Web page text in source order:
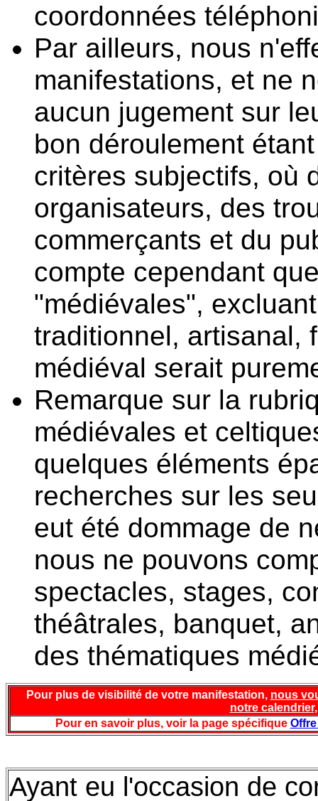
coordonnées
Par ailleurs, nous
manifestations, et ne
aucun jugement sur
bon déroulement
critères subjectifs, où
organisateurs, des
commerçants et du
compte cependant
"médiévales",
traditionnel, artisanal,
médiéval serait
Remarque sur la
médiévales et
quelques éléments
recherches sur les
eut été dommage de
nous ne pouvons
spectacles, stages,
théâtrales, banquet,
des thématiques
Pour plus de visibilité de votre manifestation, nous
notre calendrier
Pour en savoir plus, voir la page spécifique
Ayant eu l'occasion de